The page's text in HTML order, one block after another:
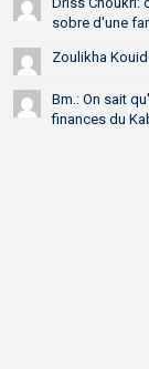
sobre d'une
Zoulikha
Bm.: On sait
finances du